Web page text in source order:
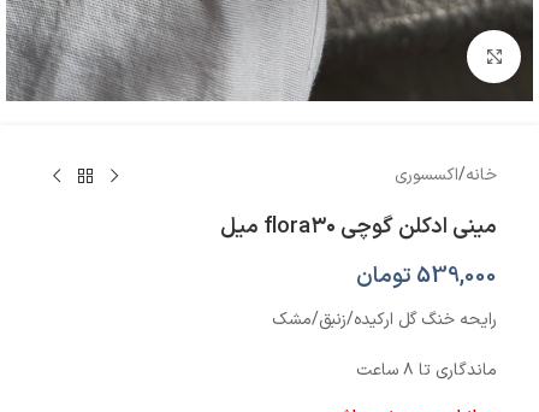
بزرگنمایی تصویر
خانه/اکسسوری
مینی ادکلن گوچی flora۳۰ میل
539,000 تومان
رایحه خنگ گل ارکیده/زنبق/مشک
ماندگاری تا ۸ ساعت